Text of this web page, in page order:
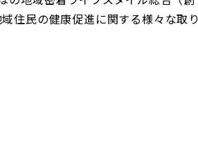
住民の健康促進に関する様々な取り